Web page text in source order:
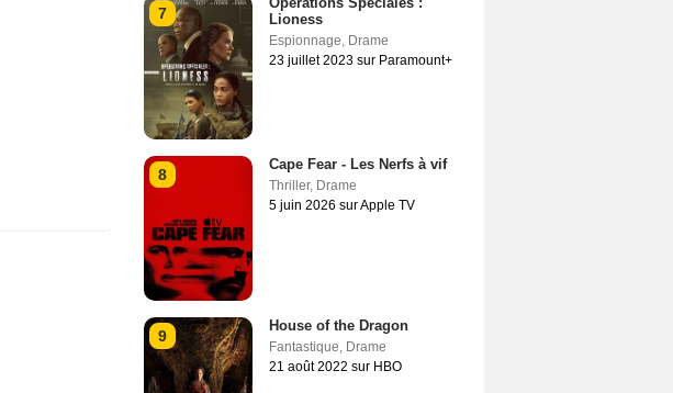
7
Lioness
Espionnage, Drame
23 juillet 2023 sur Paramount+
8
Cape Fear - Les Nerfs à vif
Thriller, Drame
5 juin 2026 sur Apple TV
9
House of the Dragon
Fantastique, Drame
21 août 2022 sur HBO